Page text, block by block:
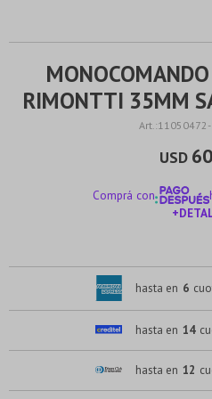
RIMONTTI 35MM
USD
Comprá con
hasta en 6
hasta en 14
hasta en 12